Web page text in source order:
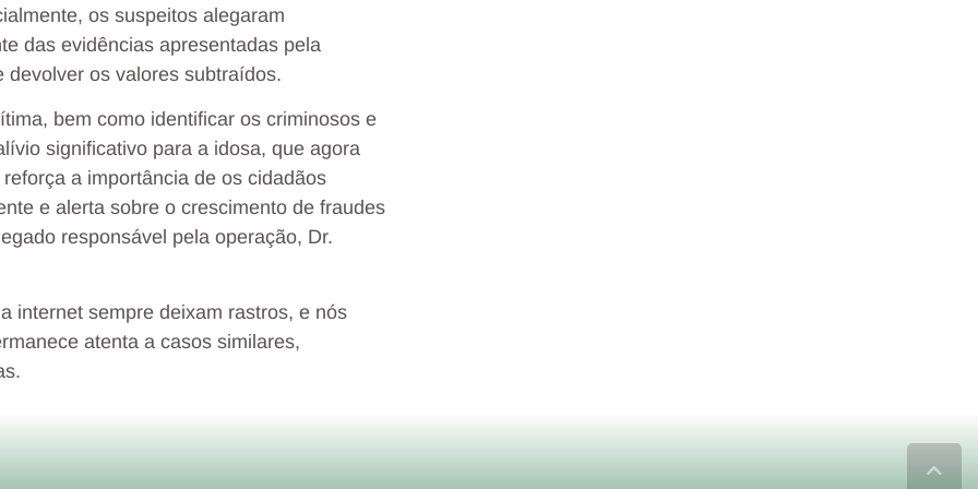
os suspeitos alegaram
das evidências apresentadas pela
os valores subtraídos.
bem como identificar os criminosos e
significativo para a idosa, que agora
a importância de os cidadãos
e alerta sobre o crescimento de fraudes
responsável pela operação, Dr.
internet sempre deixam rastros, e nós
atenta a casos similares,